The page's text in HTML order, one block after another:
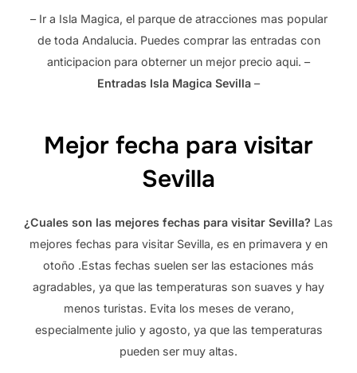
– Ir a Isla Magica, el parque de atracciones mas popular
de toda Andalucia. Puedes comprar las entradas con
anticipacion para obterner un mejor precio aqui. –
Entradas Isla Magica Sevilla –
Mejor fecha para visitar
Sevilla
¿Cuales son las mejores fechas para visitar Sevilla? Las
mejores fechas para visitar Sevilla, es en primavera y en
otoño .Estas fechas suelen ser las estaciones más
agradables, ya que las temperaturas son suaves y hay
menos turistas. Evita los meses de verano,
especialmente julio y agosto, ya que las temperaturas
pueden ser muy altas.